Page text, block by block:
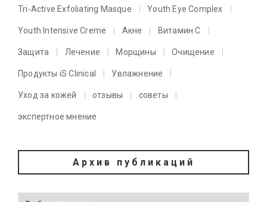
Tri-Active Exfoliating Masque Youth Eye Complex
Youth Intensive Creme Акне Витамин C
Защита Лечение Морщины Очищение
Продукты iS Clinical Увлажнение
Уход за кожей отзывы советы
экспертное мнение
Архив публикаций